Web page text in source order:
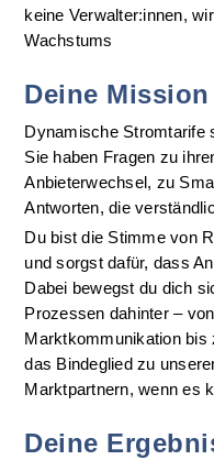
keine Verwalter:innen,
Wachstums
Deine Mission
Dynamische Stromtarife
Sie haben Fragen zu
Anbieterwechsel, zu
Antworten, die
Du bist die Stimme von
und sorgst dafür, dass
Dabei bewegst du dich
Prozessen dahinter –
Marktkommunikation bis
das Bindeglied zu
Marktpartnern, wenn es
Deine